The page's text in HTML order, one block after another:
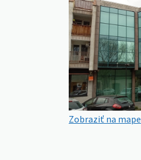
Zobraziť na mape